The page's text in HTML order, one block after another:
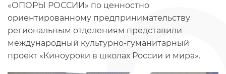
«ОПОРЫ РОССИИ» по ценностно
ориентированному предпринимательству
региональным отделениям представили
международный культурно-гуманитарный
проект «Киноуроки в школах России и мира».